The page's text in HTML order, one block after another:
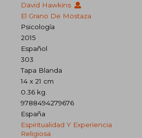
David Hawkins
El Grano De Mostaza
Psicología
2015
Español
303
Tapa Blanda
14 x 21 cm
0.36 kg.
9788494279676
España
Espiritualidad Y Experiencia
Religiosa